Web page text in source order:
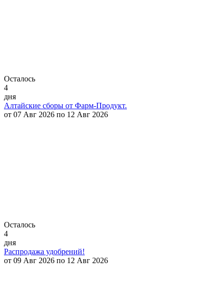
Осталось
4
дня
Алтайские сборы от Фарм-Продукт.
от 07 Авг 2026 по 12 Авг 2026
Осталось
4
дня
Распродажа удобрений!
от 09 Авг 2026 по 12 Авг 2026